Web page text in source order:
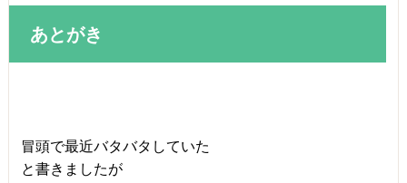
あとがき
冒頭で最近バタバタしていた
と書きましたが